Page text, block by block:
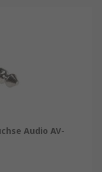
Audio AV-